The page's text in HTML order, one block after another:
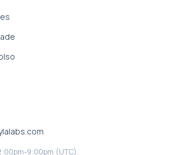
9:00pm (UTC).